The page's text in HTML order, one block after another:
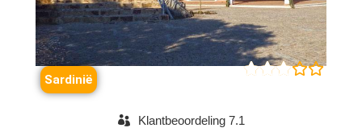

Sardinië
Klantbeoordeling 7.1